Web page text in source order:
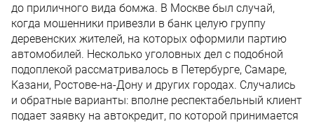
до приличного вида бомжа. В Москве был случай,
когда мошенники привезли в банк целую группу
деревенских жителей, на которых оформили партию
автомобилей. Несколько уголовных дел с подобной
подоплекой рассматривалось в Петербурге, Самаре,
Казани, Ростове-на-Дону и других городах. Случались
и обратные варианты: вполне респектабельный клиент
подает заявку на автокредит, по которой принимается